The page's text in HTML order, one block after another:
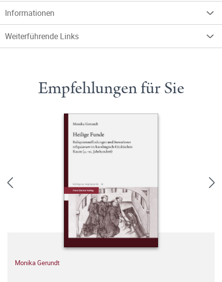
Informationen
Weiterführende Links
Empfehlungen für Sie
Monika Gerundt